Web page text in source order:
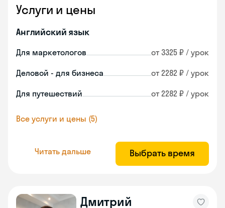
Услуги и цены
Английский язык
Для маркетологов от 3325 ₽ / урок
Деловой - для бизнеса от 2282 ₽ / урок
Для путешествий от 2282 ₽ / урок
Все услуги и цены (5)
Читать дальше Выбрать время
Дмитрий